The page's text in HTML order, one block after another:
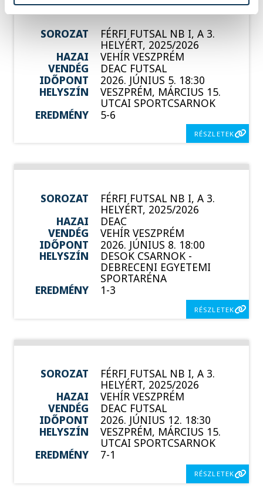
SOROZAT FÉRFI FUTSAL NB I, A 3.
HELYÉRT, 2025/2026
HAZAI
VEHÍR VESZPRÉM
VENDÉG
DEAC FUTSAL
IDŐPONT
2026. JÚNIUS 5. 18:30
HELYSZÍN
VESZPRÉM, MÁRCIUS 15.
UTCAI SPORTCSARNOK
EREDMÉNY
5-6
RÉSZLETEK
SOROZAT FÉRFI FUTSAL NB I, A 3.
HELYÉRT, 2025/2026
HAZAI
DEAC
VENDÉG
VEHÍR VESZPRÉM
IDŐPONT
2026. JÚNIUS 8. 18:00
HELYSZÍN
DESOK CSARNOK -
DEBRECENI EGYETEMI
SPORTARÉNA
EREDMÉNY
1-3
RÉSZLETEK
SOROZAT FÉRFI FUTSAL NB I, A 3.
HELYÉRT, 2025/2026
HAZAI
VEHÍR VESZPRÉM
VENDÉG
DEAC FUTSAL
IDŐPONT
2026. JÚNIUS 12. 18:30
HELYSZÍN
VESZPRÉM, MÁRCIUS 15.
UTCAI SPORTCSARNOK
EREDMÉNY
7-1
RÉSZLETEK